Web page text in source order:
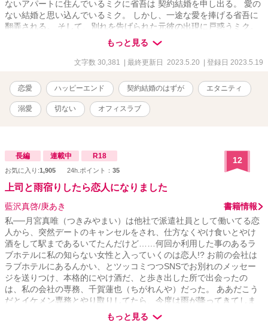
ないアパートに住んでいるミクに省吾は 契約結婚を申し出る。 愛の
ない結婚と思い込んでいるミク。 しかし、一途な愛を捧げる省吾に
翻弄される。 そして、別れを告げられた元彼の出現に戸惑うミク。
省吾とミクはすれ違う気持ちを乗り越えていけるのだろうか。
もっと見る
文字数 30,381 | 最終更新日 2023.5.20 | 登録日 2023.5.19
恋愛 ハッピーエンド 契約結婚のはずが エタニティ
溺愛 切ない オフィスラブ
長編 連載中 R18
お気に入り:1,905 24h.ポイント： 35
12
上司と雨宿りしたら恋人になりました
藍沢真啓/庚あき
書籍情報
私──月宮真唯（つきみやまい）は他社で派遣社員として働いてる恋
人から、突然デートのキャンセルをされ、仕方なくやけ食いとやけ
酒をして駅まであるいてたんだけど……何回か利用した事のあるラ
ブホテルに私の知らない女性と入っていくのは恋人!? お前の会社は
ラブホテルにあるんかい、とツッコミつつSNSでお別れのメッセー
ジを送りつけ、本格的にやけ酒だ、と歩き出した所で出会ったの
は、私の会社の専務、千賀蓮也（ちがれんや）だった。 ああだこう
だとイケメン専務とやり取りしてたら、今度は雨が降ってきてしま
い、何故か上司と一緒に元恋人が入っていったラブホテルへと雨宿
もっと見る